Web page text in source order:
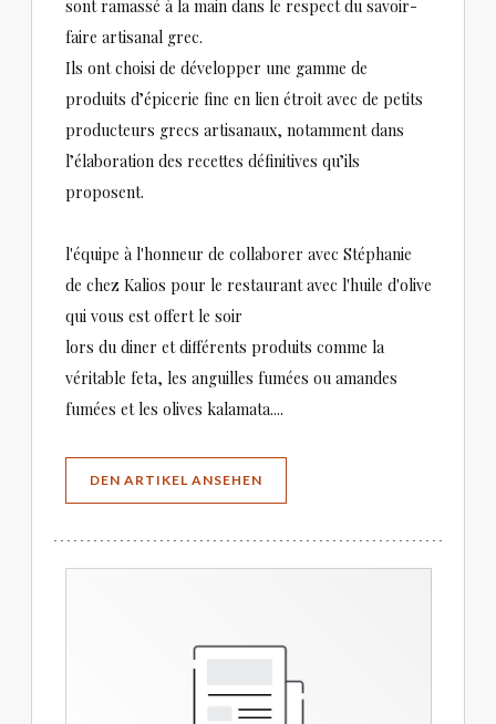
sont ramassé à la main dans le respect du savoir-
faire artisanal grec.
Ils ont choisi de développer une gamme de
produits d’épicerie fine en lien étroit avec de petits
producteurs grecs artisanaux, notamment dans
l’élaboration des recettes définitives qu’ils
proposent.
l'équipe à l'honneur de collaborer avec Stéphanie
de chez Kalios pour le restaurant avec l'huile d'olive
qui vous est offert le soir
lors du diner et différents produits comme la
véritable feta, les anguilles fumées ou amandes
fumées et les olives kalamata....
DEN ARTIKEL ANSEHEN((ÖFFNET EIN NEUES FENSTER))